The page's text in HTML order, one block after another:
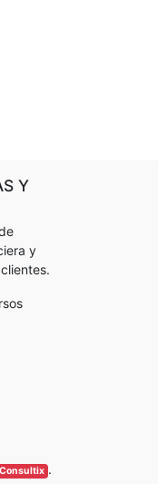
Y
y
Consultix .